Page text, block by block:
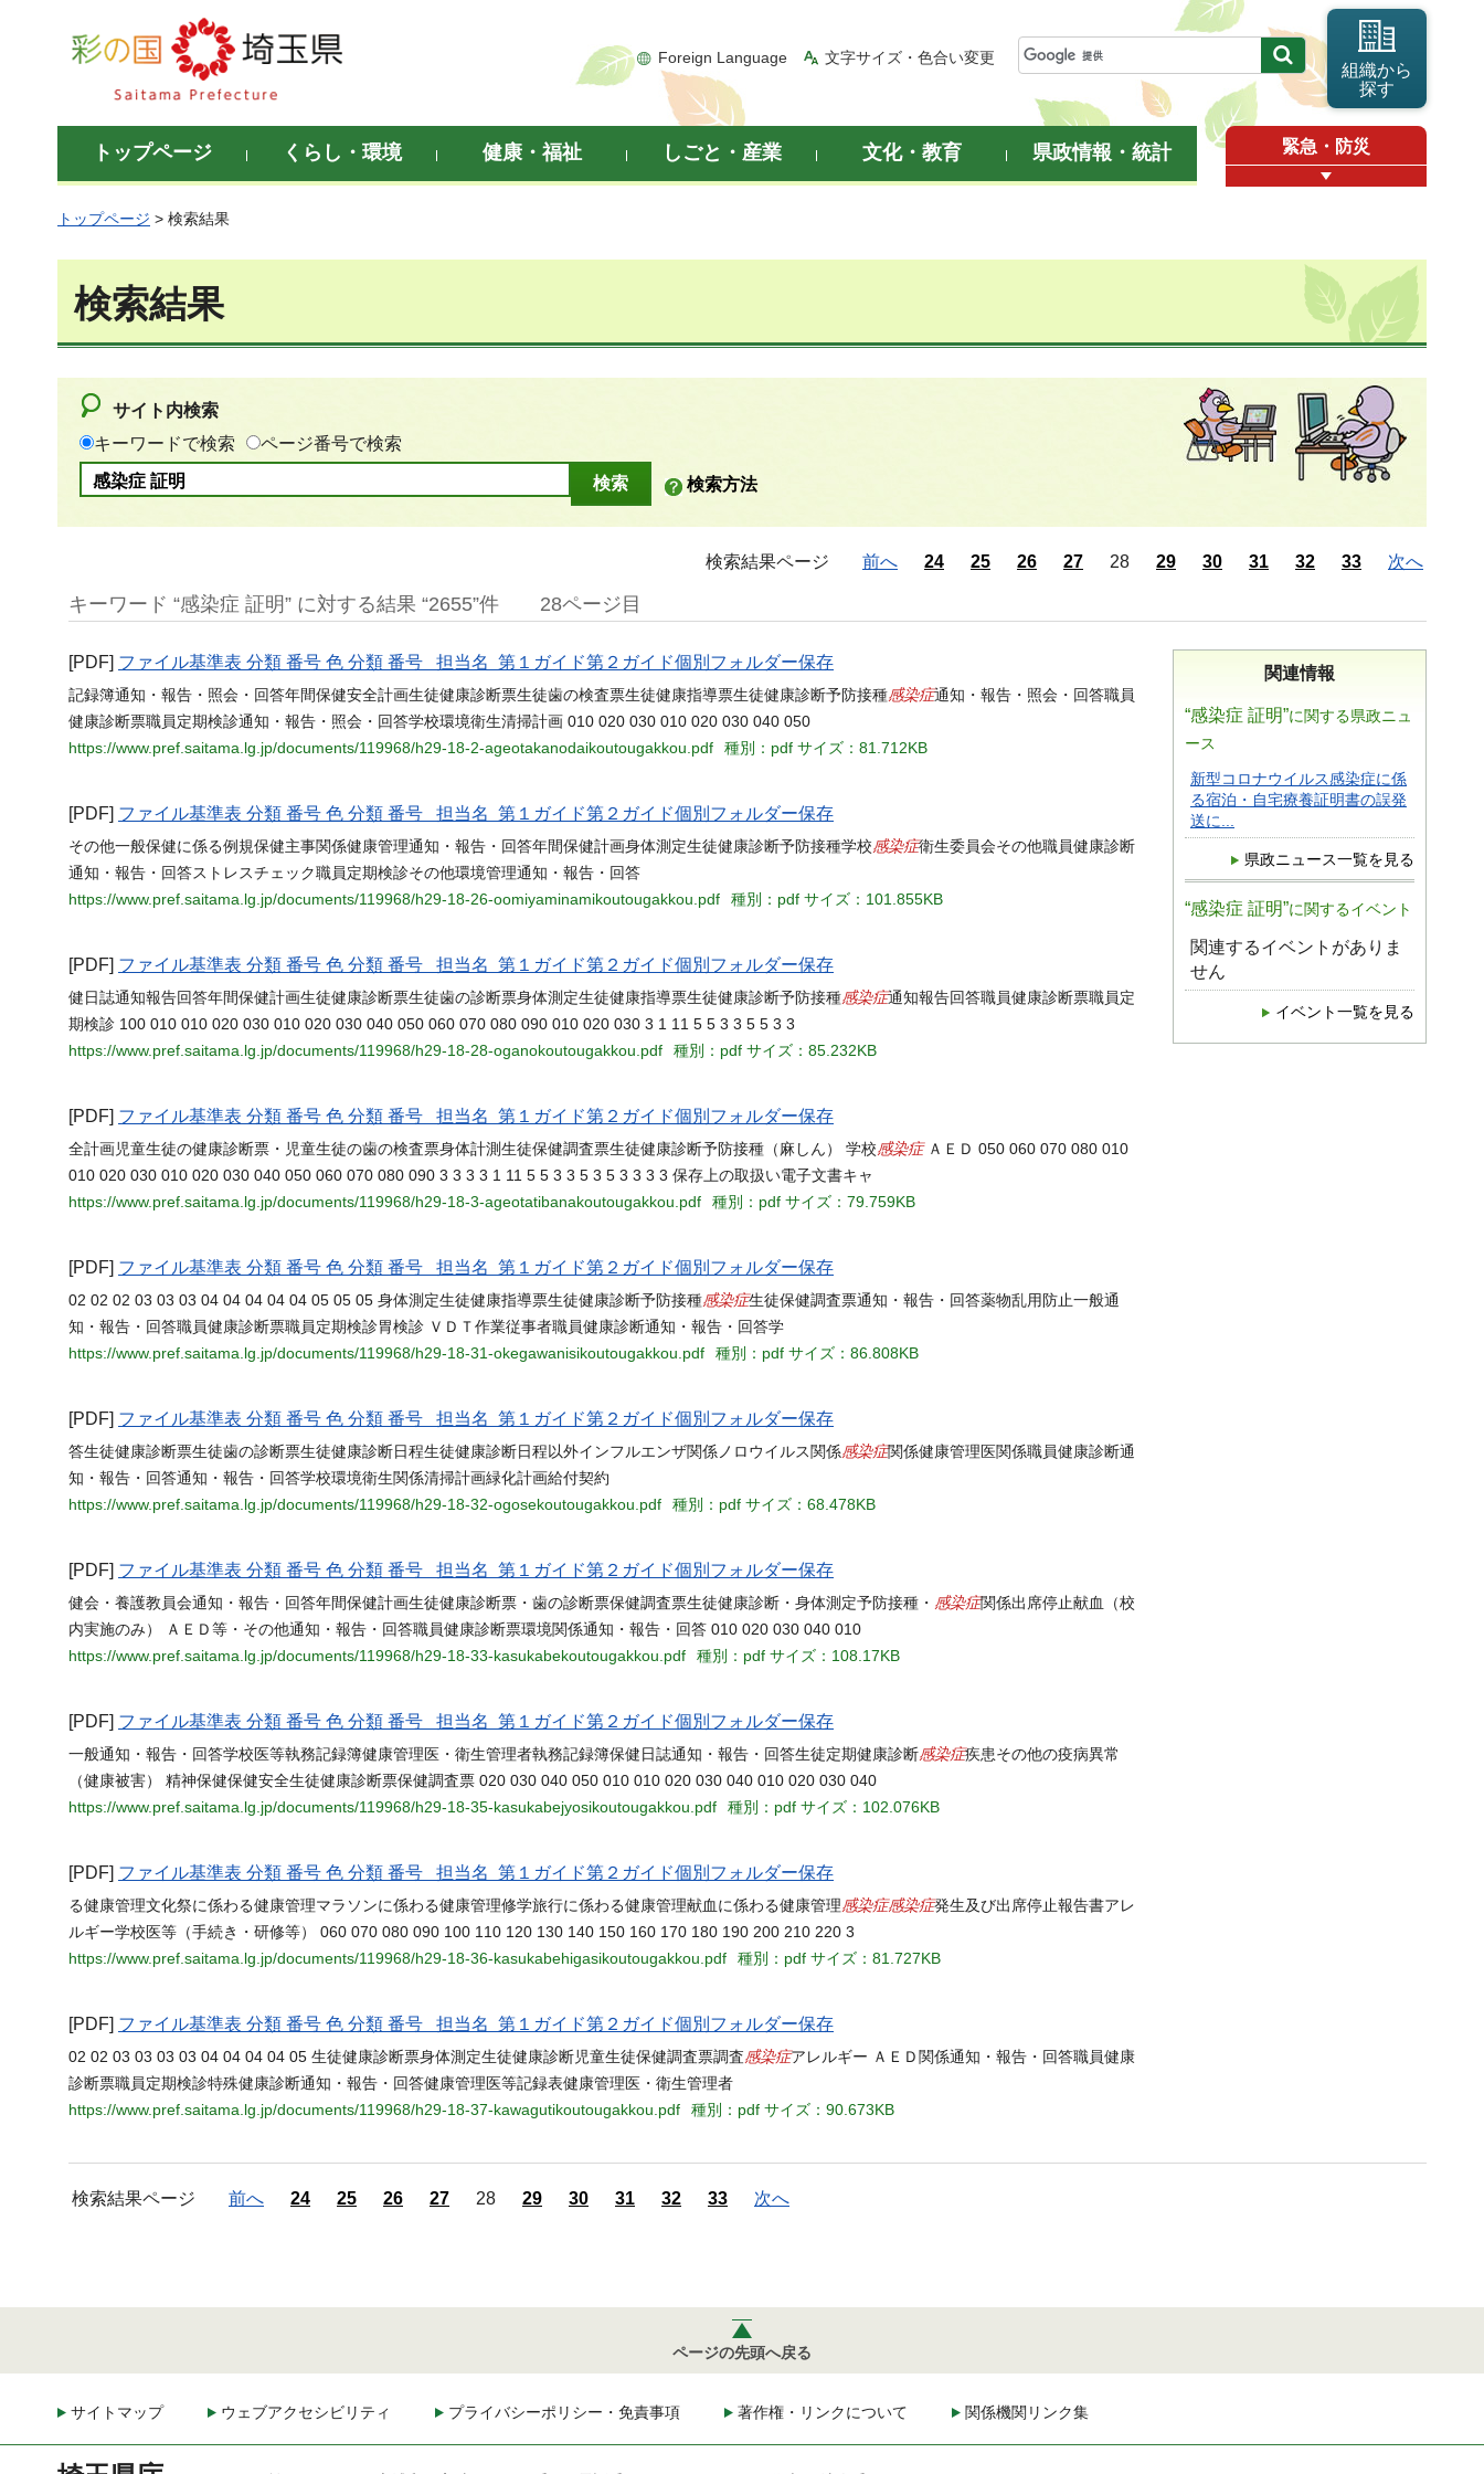
彩の国 埼玉県
Foreign Language 文字サイズ・色合い変更
組織から
探す
トップページ くらし・環境 健康・福祉 しごと・産業 文化・教育 県政情報・統計 緊急・防災
トップページ > 検索結果
検索結果
サイト内検索
キーワードで検索
ページ番号で検索
検索方法
検索結果ページ 前へ 24 25 26 27 28 29 30 31 32 33 次へ
キーワード “感染症 証明” に対する結果 “2655”件 28ページ目
関連情報
“感染症 証明”に関する県政ニュ
ース
新型コロナウイルス感染症に係
る宿泊・自宅療養証明書の誤発
送に...
県政ニュース一覧を見る
“感染症 証明”に関するイベント
関連するイベントがありま
せん
イベント一覧を見る
[PDF] ファイル基準表 分類 番号 色 分類 番号 担当名 第１ガイド第２ガイド個別フォルダー保存
記録簿通知・報告・照会・回答年間保健安全計画生徒健康診断票生徒歯の検査票生徒健康指導票生徒健康診断予防接種感染症通知・報告・照会・回答職員
健康診断票職員定期検診通知・報告・照会・回答学校環境衛生清掃計画 010 020 030 010 020 030 040 050
https://www.pref.saitama.lg.jp/documents/119968/h29-18-2-ageotakanodaikoutougakkou.pdf
種別：pdf サイズ：81.712KB
[PDF] ファイル基準表 分類 番号 色 分類 番号 担当名 第１ガイド第２ガイド個別フォルダー保存
その他一般保健に係る例規保健主事関係健康管理通知・報告・回答年間保健計画身体測定生徒健康診断予防接種学校感染症衛生委員会その他職員健康診断
通知・報告・回答ストレスチェック職員定期検診その他環境管理通知・報告・回答
https://www.pref.saitama.lg.jp/documents/119968/h29-18-26-oomiyaminamikoutougakkou.pdf
種別：pdf サイズ：101.855KB
[PDF] ファイル基準表 分類 番号 色 分類 番号 担当名 第１ガイド第２ガイド個別フォルダー保存
健日誌通知報告回答年間保健計画生徒健康診断票生徒歯の診断票身体測定生徒健康指導票生徒健康診断予防接種感染症通知報告回答職員健康診断票職員定
期検診 100 010 010 020 030 010 020 030 040 050 060 070 080 090 010 020 030 3 1 11 5 5 3 3 5 5 3 3
https://www.pref.saitama.lg.jp/documents/119968/h29-18-28-oganokoutougakkou.pdf
種別：pdf サイズ：85.232KB
[PDF] ファイル基準表 分類 番号 色 分類 番号 担当名 第１ガイド第２ガイド個別フォルダー保存
全計画児童生徒の健康診断票・児童生徒の歯の検査票身体計測生徒保健調査票生徒健康診断予防接種（麻しん） 学校感染症ＡＥＤ 050 060 070 080 010
010 020 030 010 020 030 040 050 060 070 080 090 3 3 3 3 1 11 5 5 3 3 5 3 5 3 3 3 3 保存上の取扱い電子文書キャ
https://www.pref.saitama.lg.jp/documents/119968/h29-18-3-ageotatibanakoutougakkou.pdf
種別：pdf サイズ：79.759KB
[PDF] ファイル基準表 分類 番号 色 分類 番号 担当名 第１ガイド第２ガイド個別フォルダー保存
02 02 02 03 03 03 04 04 04 04 04 05 05 05 身体測定生徒健康指導票生徒健康診断予防接種感染症生徒保健調査票通知・報告・回答薬物乱用防止一般通
知・報告・回答職員健康診断票職員定期検診胃検診 ＶＤＴ作業従事者職員健康診断通知・報告・回答学
https://www.pref.saitama.lg.jp/documents/119968/h29-18-31-okegawanisikoutougakkou.pdf
種別：pdf サイズ：86.808KB
[PDF] ファイル基準表 分類 番号 色 分類 番号 担当名 第１ガイド第２ガイド個別フォルダー保存
答生徒健康診断票生徒歯の診断票生徒健康診断日程生徒健康診断日程以外インフルエンザ関係ノロウイルス関係感染症関係健康管理医関係職員健康診断通
知・報告・回答通知・報告・回答学校環境衛生関係清掃計画緑化計画給付契約
https://www.pref.saitama.lg.jp/documents/119968/h29-18-32-ogosekoutougakkou.pdf
種別：pdf サイズ：68.478KB
[PDF] ファイル基準表 分類 番号 色 分類 番号 担当名 第１ガイド第２ガイド個別フォルダー保存
健会・養護教員会通知・報告・回答年間保健計画生徒健康診断票・歯の診断票保健調査票生徒健康診断・身体測定予防接種・ 感染症関係出席停止献血（校
内実施のみ） ＡＥＤ等・その他通知・報告・回答職員健康診断票環境関係通知・報告・回答 010 020 030 040 010
https://www.pref.saitama.lg.jp/documents/119968/h29-18-33-kasukabekoutougakkou.pdf
種別：pdf サイズ：108.17KB
[PDF] ファイル基準表 分類 番号 色 分類 番号 担当名 第１ガイド第２ガイド個別フォルダー保存
一般通知・報告・回答学校医等執務記録簿健康管理医・衛生管理者執務記録簿保健日誌通知・報告・回答生徒定期健康診断感染症疾患その他の疫病異常
（健康被害） 精神保健保健安全生徒健康診断票保健調査票 020 030 040 050 010 010 020 030 040 010 020 030 040
https://www.pref.saitama.lg.jp/documents/119968/h29-18-35-kasukabejyosikoutougakkou.pdf
種別：pdf サイズ：102.076KB
[PDF] ファイル基準表 分類 番号 色 分類 番号 担当名 第１ガイド第２ガイド個別フォルダー保存
る健康管理文化祭に係わる健康管理マラソンに係わる健康管理修学旅行に係わる健康管理献血に係わる健康管理感染症感染症発生及び出席停止報告書アレ
ルギー学校医等（手続き・研修等） 060 070 080 090 100 110 120 130 140 150 160 170 180 190 200 210 220 3
https://www.pref.saitama.lg.jp/documents/119968/h29-18-36-kasukabehigasikoutougakkou.pdf
種別：pdf サイズ：81.727KB
[PDF] ファイル基準表 分類 番号 色 分類 番号 担当名 第１ガイド第２ガイド個別フォルダー保存
02 02 03 03 03 03 04 04 04 04 05 生徒健康診断票身体測定生徒健康診断児童生徒保健調査票調査感染症アレルギー ＡＥＤ関係通知・報告・回答職員健康
診断票職員定期検診特殊健康診断通知・報告・回答健康管理医等記録表健康管理医・衛生管理者
https://www.pref.saitama.lg.jp/documents/119968/h29-18-37-kawagutikoutougakkou.pdf
種別：pdf サイズ：90.673KB
検索結果ページ 前へ 24 25 26 27 28 29 30 31 32 33 次へ
ページの先頭へ戻る
サイトマップ ウェブアクセシビリティ プライバシーポリシー・免責事項 著作権・リンクについて 関係機関リンク集